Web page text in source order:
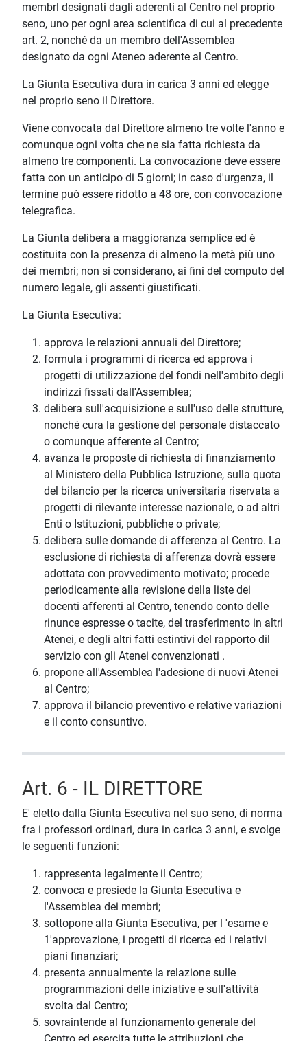
membrl designati dagli aderenti al Centro nel proprio
seno, uno per ogni area scientifica di cui al precedente
art. 2, nonché da un membro dell'Assemblea
designato da ogni Ateneo aderente al Centro.
La Giunta Esecutiva dura in carica 3 anni ed elegge
nel proprio seno il Direttore.
Viene convocata dal Direttore almeno tre volte l'anno e
comunque ogni volta che ne sia fatta richiesta da
almeno tre componenti. La convocazione deve essere
fatta con un anticipo di 5 giorni; in caso d'urgenza, il
termine può essere ridotto a 48 ore, con convocazione
telegrafica.
La Giunta delibera a maggioranza semplice ed è
costituita con la presenza di almeno la metà più uno
dei membri; non si considerano, ai fini del computo del
numero legale, gli assenti giustificati.
La Giunta Esecutiva:
approva le relazioni annuali del Direttore;
formula i programmi di ricerca ed approva i
progetti di utilizzazione del fondi nell'ambito degli
indirizzi fissati dall'Assemblea;
delibera sull'acquisizione e sull'uso delle strutture,
nonché cura la gestione del personale distaccato
o comunque afferente al Centro;
avanza le proposte di richiesta di finanziamento
al Ministero della Pubblica Istruzione, sulla quota
del bilancio per la ricerca universitaria riservata a
progetti di rilevante interesse nazionale, o ad altri
Enti o Istituzioni, pubbliche o private;
delibera sulle domande di afferenza al Centro. La
esclusione di richiesta di afferenza dovrà essere
adottata con provvedimento motivato; procede
periodicamente alla revisione della liste dei
docenti afferenti al Centro, tenendo conto delle
rinunce espresse o tacite, del trasferimento in altri
Atenei, e degli altri fatti estintivi del rapporto dil
servizio con gli Atenei convenzionati .
propone all'Assemblea l'adesione di nuovi Atenei
al Centro;
approva il bilancio preventivo e relative variazioni
e il conto consuntivo.
Art. 6 - IL DIRETTORE
E' eletto dalla Giunta Esecutiva nel suo seno, di norma
fra i professori ordinari, dura in carica 3 anni, e svolge
le seguenti funzioni:
rappresenta legalmente il Centro;
convoca e presiede la Giunta Esecutiva e
l'Assemblea dei membri;
sottopone alla Giunta Esecutiva, per l 'esame e
1'approvazione, i progetti di ricerca ed i relativi
piani finanziari;
presenta annualmente la relazione sulle
programmazioni delle iniziative e sull'attività
svolta dal Centro;
sovraintende al funzionamento generale del